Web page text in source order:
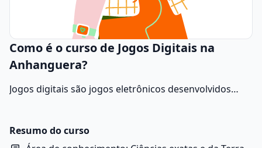
Como é o curso de Jogos Digitais na
Anhanguera?
Jogos digitais são jogos eletrônicos desenvolvidos
Resumo do curso